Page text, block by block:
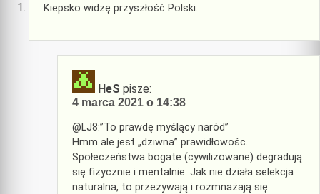
Kiepsko widzę przyszłość Polski.
HeS pisze:
4 marca 2021 o 14:38
@LJ8:”To prawdę myślący naród”
Hmm ale jest „dziwna” prawidłowośc.
Społeczeństwa bogate (cywilizowane) degradują
się fizycznie i mentalnie. Jak nie działa selekcja
naturalna, to przeżywają i rozmnażają się